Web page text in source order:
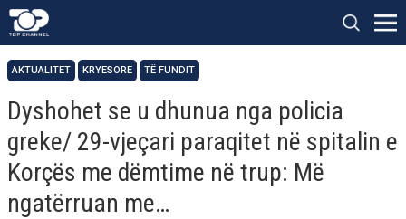
AKTUALITET KRYESORE TË FUNDIT
Dyshohet se u dhunua nga policia
greke/ 29-vjeçari paraqitet në spitalin e
Korçës me dëmtime në trup: Më
ngatërruan me…